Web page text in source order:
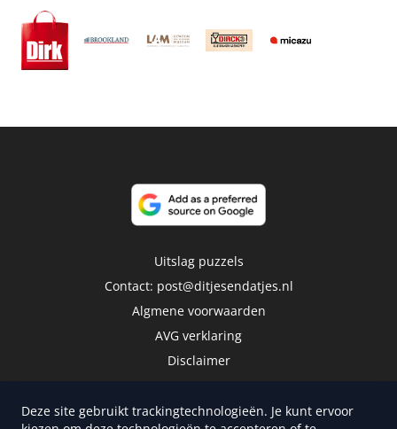
Uitslag puzzels
Contact: post@ditjesendatjes.nl
Algmene voorwaarden
AVG verklaring
Disclaimer
Deze site gebruikt trackingtechnologieën. Je kunt ervoor